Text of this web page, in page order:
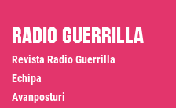
Radio Guerrilla
Revista Radio Guerrilla
Echipa
Avanposturi